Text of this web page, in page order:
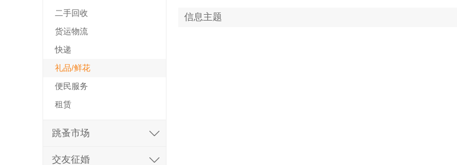
信息主题
二手回收
货运物流
快递
礼品/鲜花
便民服务
租赁
跳蚤市场
交友征婚